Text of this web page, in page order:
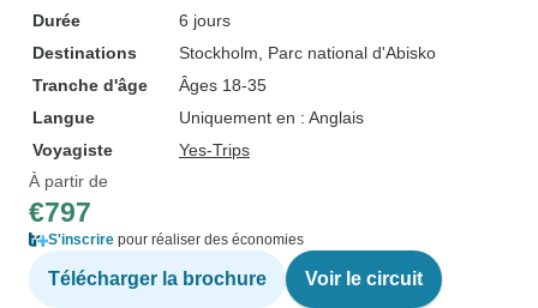
Durée
6 jours
Destinations
Stockholm , Parc national d'Abisko
Tranche d'âge
Âges 18-35
Langue
Uniquement en : Anglais
Voyagiste
Yes-Trips
À partir de
€797
S'inscrire pour réaliser des économies
Télécharger la brochure Voir le circuit